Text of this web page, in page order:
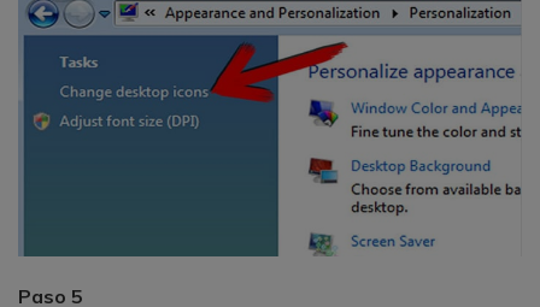
Paso 5